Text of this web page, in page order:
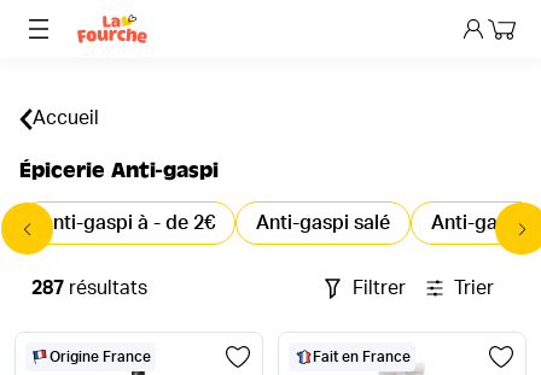
Mon
Accueil
Épicerie Anti-gaspi
Anti-gaspi à - de 2€ Anti-gaspi salé Anti-gaspi
287 résultats Filtrer Trier
Origine France Fait en France